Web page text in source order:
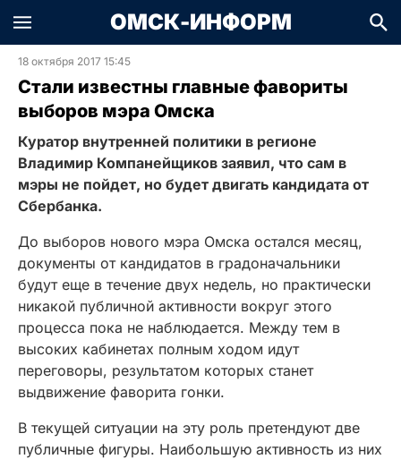
ОМСК-ИНФОРМ
18 октября 2017 15:45
Стали известны главные фавориты
выборов мэра Омска
Куратор внутренней политики в регионе
Владимир Компанейщиков заявил, что сам в
мэры не пойдет, но будет двигать кандидата от
Сбербанка.
До выборов нового мэра Омска остался месяц,
документы от кандидатов в градоначальники
будут еще в течение двух недель, но практически
никакой публичной активности вокруг этого
процесса пока не наблюдается. Между тем в
высоких кабинетах полным ходом идут
переговоры, результатом которых станет
выдвижение фаворита гонки.
В текущей ситуации на эту роль претендуют две
публичные фигуры. Наибольшую активность из них